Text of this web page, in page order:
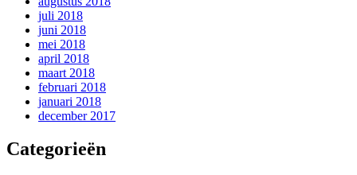
juli 2018
juni 2018
mei 2018
april 2018
maart 2018
februari 2018
januari 2018
december 2017
Categorieën